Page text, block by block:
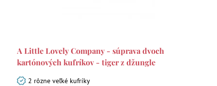
A Little Lovely Company - súprava dvoch
kartónových kufríkov - tiger z džungle
2 rôzne veľké kufríky